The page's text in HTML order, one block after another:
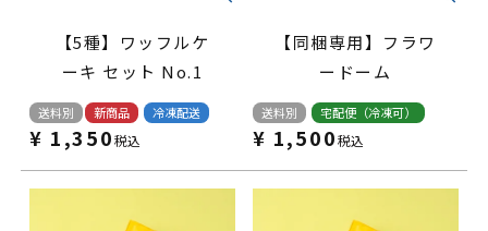
【5種】ワッフルケ
ーキ セット No.1
送料別 新商品 冷凍配送
¥ 1,350税込
【同梱専用】フラワ
ードーム
送料別 宅配便（冷凍可）
¥ 1,500税込